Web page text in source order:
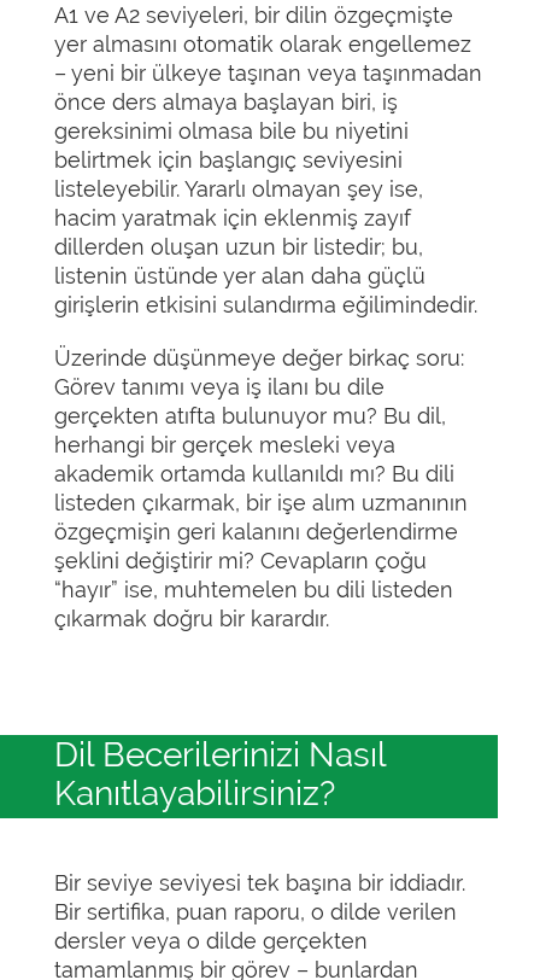
A1 ve A2 seviyeleri, bir dilin özgeçmişte
yer almasını otomatik olarak engellemez
– yeni bir ülkeye taşınan veya taşınmadan
önce ders almaya başlayan biri, iş
gereksinimi olmasa bile bu niyetini
belirtmek için başlangıç seviyesini
listeleyebilir. Yararlı olmayan şey ise,
hacim yaratmak için eklenmiş zayıf
dillerden oluşan uzun bir listedir; bu,
listenin üstünde yer alan daha güçlü
girişlerin etkisini sulandırma eğilimindedir.
Üzerinde düşünmeye değer birkaç soru:
Görev tanımı veya iş ilanı bu dile
gerçekten atıfta bulunuyor mu? Bu dil,
herhangi bir gerçek mesleki veya
akademik ortamda kullanıldı mı? Bu dili
listeden çıkarmak, bir işe alım uzmanının
özgeçmişin geri kalanını değerlendirme
şeklini değiştirir mi? Cevapların çoğu
“hayır” ise, muhtemelen bu dili listeden
çıkarmak doğru bir karardır.
Dil Becerilerinizi Nasıl
Kanıtlayabilirsiniz?
Bir seviye seviyesi tek başına bir iddiadır.
Bir sertifika, puan raporu, o dilde verilen
dersler veya o dilde gerçekten
tamamlanmış bir görev – bunlardan